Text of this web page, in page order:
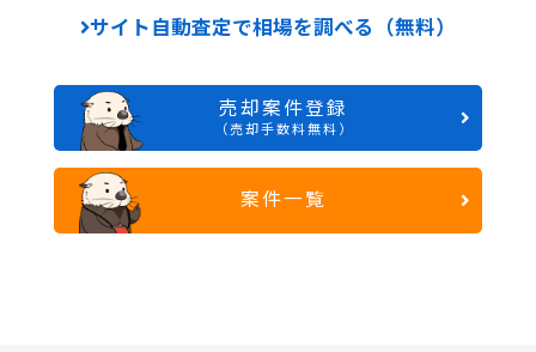
サイト自動査定で相場を調べる（無料）
売却案件登録
（売却手数料無料）
案件一覧